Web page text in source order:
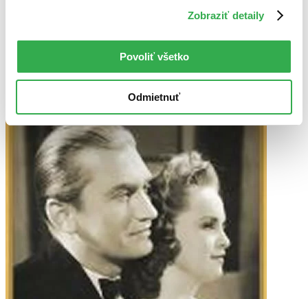
Zobraziť detaily
Povoliť všetko
Odmietnuť
Ach, mrzí nás to, z tohto filmu sa už predali všetky kusy a
nemáme ho na sklade my ani distribútor :( Teoreticky však